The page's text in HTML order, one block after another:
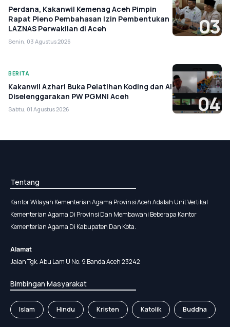
Perdana, Kakanwil Kemenag Aceh Pimpin
Rapat Pleno Pembahasan Izin Pembentukan
LAZNAS Perwakilan di Aceh
Senin, 03 Agustus 2026
03
BERITA
Kakanwil Azhari Buka Pelatihan Koding dan AI
Diselenggarakan PW PGMNI Aceh
Sabtu, 01 Agustus 2026 04
Tentang
Kantor Wilayah Kementerian Agama Provinsi Aceh Adalah Unit Vertikal
Kementerian Agama Di Provinsi Dan Membawahi Beberapa Kantor
Kementerian Agama Di Kabupaten Dan Kota.
Alamat
Jalan Tgk. Abu Lam U No. 9 Banda Aceh 23242
Bimbingan Masyarakat
Islam Hindu Kristen Katolik Buddha